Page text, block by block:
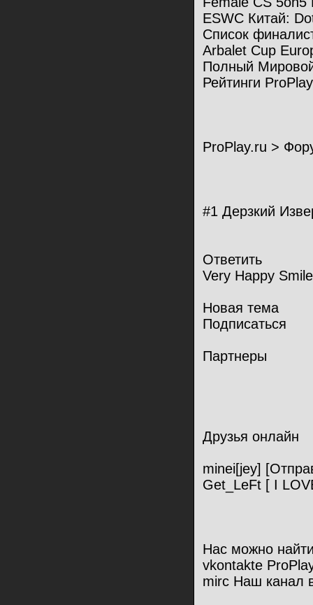
ESWC Китай:
Список
Arbalet Cup
Полный
Рейтинги
ProPlay.ru >
#1 Дерзкий
Ответить
Very Happy
Новая тема
Подписаться
Партнеры
Друзья онлайн
minei[jey]
Get_LeFt [ I
Нас можно
vkontakte
mirc Наш канал